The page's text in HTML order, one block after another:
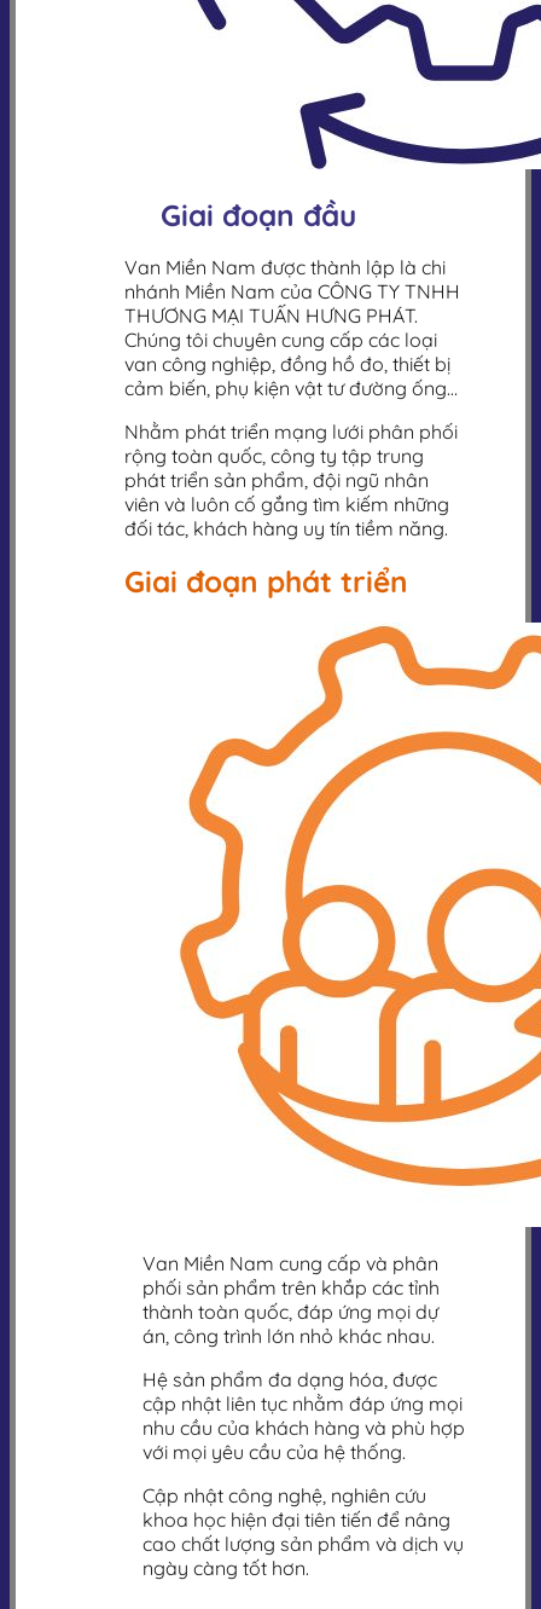
Giai đoạn đầu
Van Miền Nam được thành lập là chi
nhánh Miền Nam của CÔNG TY TNHH
THƯƠNG MẠI TUẤN HƯNG PHÁT.
Chúng tôi chuyên cung cấp các loại
van công nghiệp, đồng hồ đo, thiết bị
cảm biến, phụ kiện vật tư đường ống…
Nhằm phát triển mạng lưới phân phối
rộng toàn quốc, công ty tập trung
phát triển sản phẩm, đội ngũ nhân
viên và luôn cố gắng tìm kiếm những
đối tác, khách hàng uy tín tiềm năng.
Giai đoạn phát triển
Van Miền Nam cung cấp và phân
phối sản phẩm trên khắp các tỉnh
thành toàn quốc, đáp ứng mọi dự
án, công trình lớn nhỏ khác nhau.
Hệ sản phẩm đa dạng hóa, được
cập nhật liên tục nhằm đáp ứng mọi
nhu cầu của khách hàng và phù hợp
với mọi yêu cầu của hệ thống.
Cập nhật công nghệ, nghiên cứu
khoa học hiện đại tiên tiến để nâng
cao chất lượng sản phẩm và dịch vụ
ngày càng tốt hơn.